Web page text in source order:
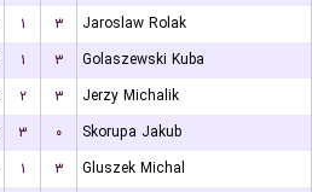
۱ ۳
Jaroslaw Rolak
۱ ۳
Golaszewski Kuba
۲ ۳
Jerzy Michalik
۳ ۰
Skorupa Jakub
۱ ۳
Gluszek Michal